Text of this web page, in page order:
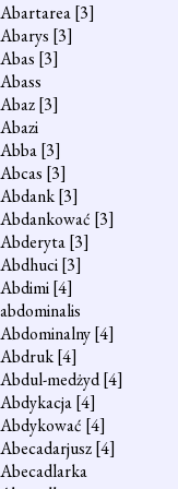
Abartarea[3]
Abarys [3]
Abas [3]
Abass
Abaz[3]
Abazi
Abba[3]
Abcas [3]
Abdank[3]
Abdankować [3]
Abderyta[3]
Abdhuci[3]
Abdimi[4]
abdominalis
Abdominalny[4]
Abdruk[4]
Abdul-medżyd[4]
Abdykacja[4]
Abdykować [4]
Abecadarjusz[4]
Abecadlarka